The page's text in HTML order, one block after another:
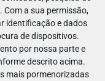
Com a sua permissão,
identificação e dados
de dispositivos.
por nossa parte e
descrito acima.
mais pormenorizadas
17